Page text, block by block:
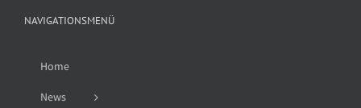
NAVIGATIONSMENÜ
Home
News